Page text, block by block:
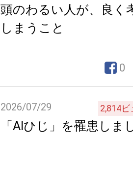
頭のわるい人が、良く
しまうこと
0
2026/07/29 2,814ビ
「AIひじ」を罹患しま